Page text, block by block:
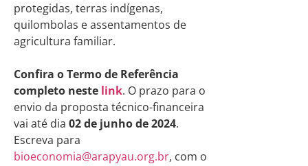
protegidas, terras indígenas,
quilombolas e assentamentos de
agricultura familiar.
Confira o Termo de Referência
completo neste link. O prazo para o
envio da proposta técnico-financeira
vai até dia 02 de junho de 2024.
Escreva para
bioeconomia@arapyau.org.br, com o